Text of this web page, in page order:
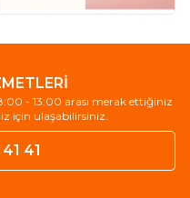
- 13:00 arası merak ettiğiniz
için ulaşabilirsiniz.
41